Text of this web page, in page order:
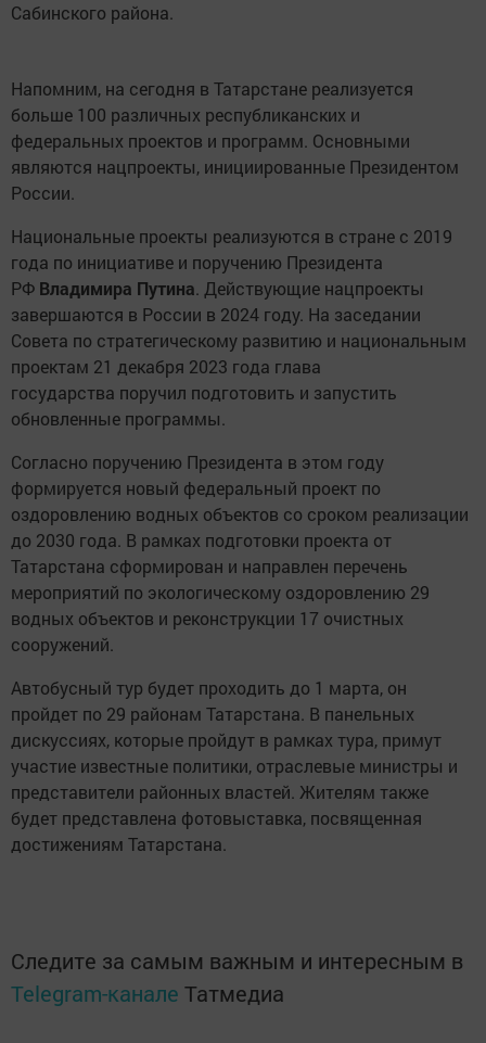
Сабинского района.
Напомним, на сегодня в Татарстане реализуется
больше 100 различных республиканских и
федеральных проектов и программ. Основными
являются нацпроекты, инициированные Президентом
России.
Национальные проекты реализуются в стране с 2019
года по инициативе и поручению Президента
РФ Владимира Путина. Действующие нацпроекты
завершаются в России в 2024 году. На заседании
Совета по стратегическому развитию и национальным
проектам 21 декабря 2023 года глава
государства поручил подготовить и запустить
обновленные программы.
Согласно поручению Президента в этом году
формируется новый федеральный проект по
оздоровлению водных объектов со сроком реализации
до 2030 года. В рамках подготовки проекта от
Татарстана сформирован и направлен перечень
мероприятий по экологическому оздоровлению 29
водных объектов и реконструкции 17 очистных
сооружений.
Автобусный тур будет проходить до 1 марта, он
пройдет по 29 районам Татарстана. В панельных
дискуссиях, которые пройдут в рамках тура, примут
участие известные политики, отраслевые министры и
представители районных властей. Жителям также
будет представлена фотовыставка, посвященная
достижениям Татарстана.
Следите за самым важным и интересным в
Telegram-канале Татмедиа